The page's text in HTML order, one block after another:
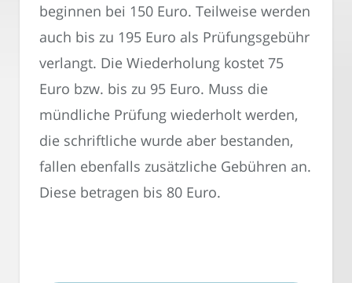
beginnen bei 150 Euro. Teilweise werden
auch bis zu 195 Euro als Prüfungsgebühr
verlangt. Die Wiederholung kostet 75
Euro bzw. bis zu 95 Euro. Muss die
mündliche Prüfung wiederholt werden,
die schriftliche wurde aber bestanden,
fallen ebenfalls zusätzliche Gebühren an.
Diese betragen bis 80 Euro.